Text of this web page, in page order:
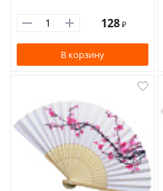
128 ₽
В корзину